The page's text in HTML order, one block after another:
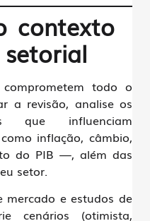
contexto
comprometem todo o
a revisão, analise os
que influenciam
inflação, câmbio,
do PIB —, além das
setor.
mercado e estudos de
cenários (otimista,